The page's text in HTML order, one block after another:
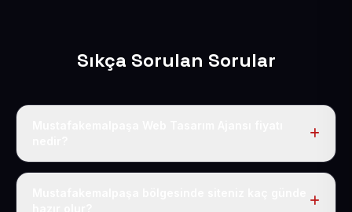
Sıkça Sorulan Sorular
Tek fiyat uygulanır: yıllık 50 USD + KDV. Bu bedele alan